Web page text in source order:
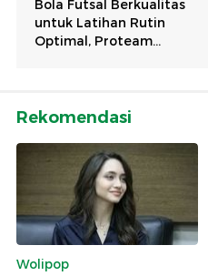
Rekomendasi
Wolipop